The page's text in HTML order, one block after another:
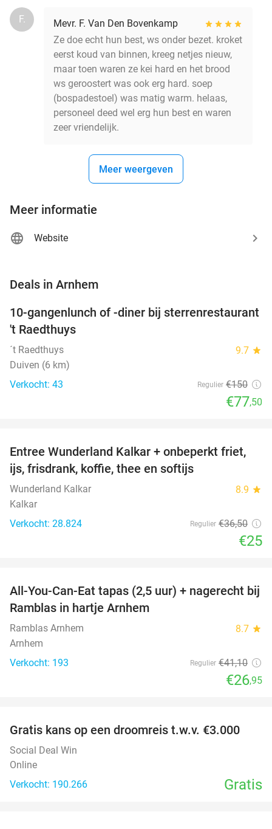
F.
Mevr. F. Van Den Bovenkamp
Ze doe echt hun best, ws onder bezet. kroket
eerst koud van binnen, kreeg netjes nieuw,
maar toen waren ze kei hard en het brood
ws geroostert was ook erg hard. soep
(bospadestoel) was matig warm. helaas,
personeel deed wel erg hun best en waren
zeer vriendelijk.
Meer weergeven
Meer informatie
Website
Deals in Arnhem
48%
NEW
TODAY
10-gangenlunch of -diner bij sterrenrestaurant
't Raedthuys
´t Raedthuys 9.7 star
Duiven (6 km)
Verkocht: 43
Regulier €150
€77,50
32%
Entree Wunderland Kalkar + onbeperkt friet,
ijs, frisdrank, koffie, thee en softijs
Wunderland Kalkar 8.9 star
Kalkar
Verkocht: 28.824
Regulier €36,50
€25
34%
All-You-Can-Eat tapas (2,5 uur) + nagerecht bij
Ramblas in hartje Arnhem
Ramblas Arnhem 8.7 star
Arnhem
Verkocht: 193
Regulier €41,10
€26,95
Gratis kans op een droomreis t.w.v. €3.000
Social Deal Win
Online
Verkocht: 190.266
Gratis